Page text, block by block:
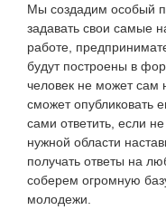
Мы создадим особый
задавать свои самые
работе,
будут построены в
человек не может сам
сможет опубликовать
сами ответить, если
нужной области
получать ответы на
соберем огромную
молодежи.